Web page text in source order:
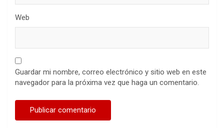
Web
Guardar mi nombre, correo electrónico y sitio web en este
navegador para la próxima vez que haga un comentario.